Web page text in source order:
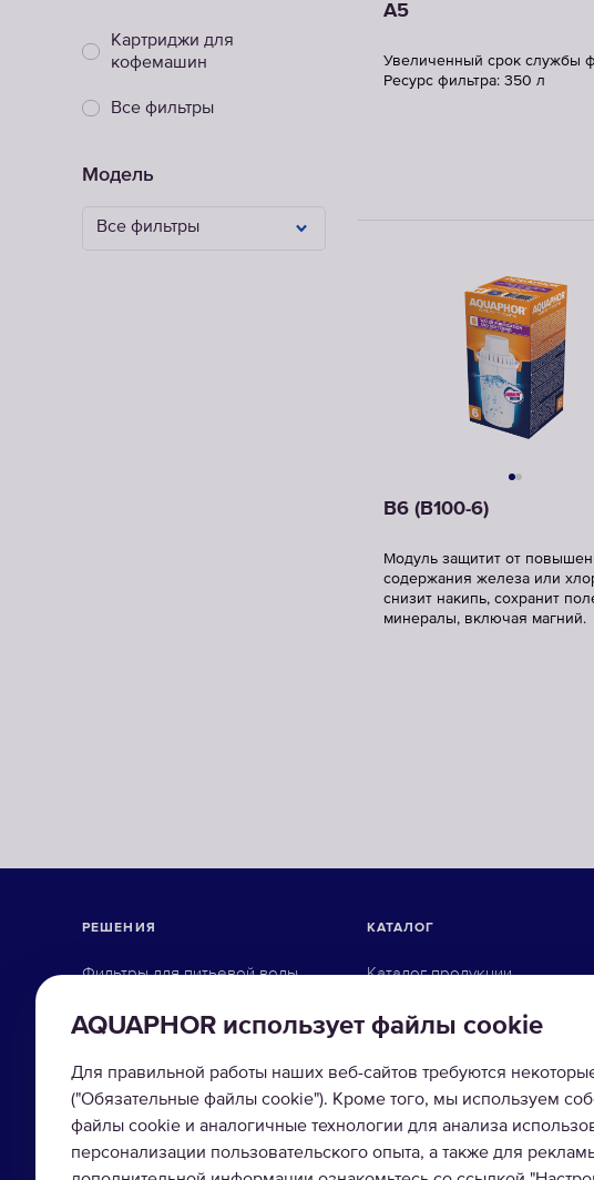
Картриджи для
кофемашин
Все фильтры
Модель
Все фильтры
A5
Увеличенный срок службы
Ресурс фильтра: 350 л
В6 (В100-6)
Модуль защитит от
содержания железа или
снизит накипь, сохранит
минералы, включая магний.
AQUAPHOR использует файлы cookie
Для правильной работы наших веб-сайтов требуются
("Обязательные файлы cookie"). Кроме того, мы используем
файлы cookie и аналогичные технологии для анализа
персонализации пользовательского опыта, а также для
РЕШЕНИЯ
Фильтры для питьевой воды
Фильтры для организаций
Промышленная водоочистка
КАТАЛОГ
Каталог продукции
Фильтры-кувшины
Фильтры под мойку